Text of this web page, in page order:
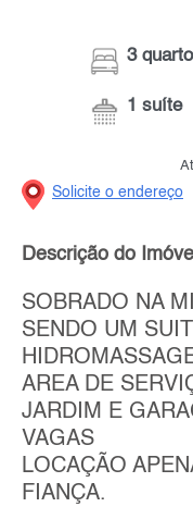
3
1 suíte
Solicite o endereço
Descrição do Imóvel
SOBRADO NA
SENDO UM
AREA DE
JARDIM E
VAGAS
LOCAÇÃO
FIANÇA.